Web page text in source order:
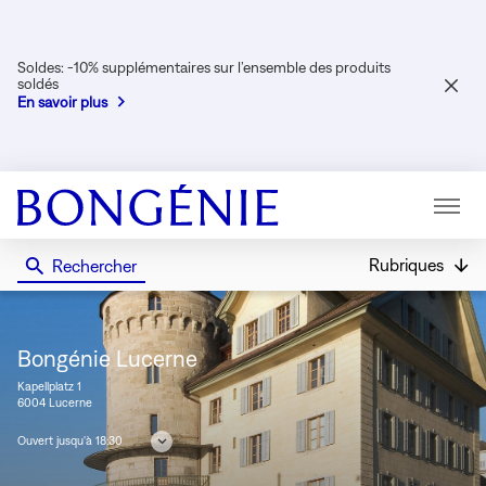
Soldes: -10% supplémentaires sur l’ensemble des produits
soldés
En savoir plus
Menu
Rechercher
Rubriques
Bongénie Lucerne
Kapellplatz 1
6004 Lucerne
Ouvert jusqu'à 18:30
Consulter